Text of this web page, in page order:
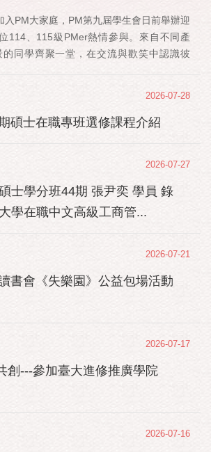
入PM大家庭，PM第九屆學生會日前舉辦迎
114、115級PMer熱情參與。來自不同產
同學齊聚一堂，在交流與歡笑中認識彼
孔令傑主任及PMBM何佳安主任蒞臨現
勉勵與祝福；PMLBA謝煜偉主任雖人在國
祝福，為即將...
碩士在職專班選修課程介紹
2026-07-28
士學分班44期 張尹奕 學員 錄
學在職中文高級工商管...
2026-07-27
書會《失樂園》公益包場活動
2026-07-21
創---參加臺大進修推廣學院
2026-07-17
2026-07-16